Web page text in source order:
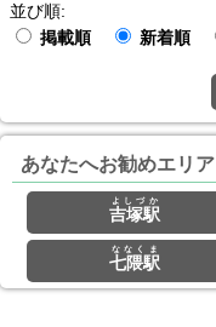
並び順:
掲載順
新着順
あなたへお勧めエリア
吉塚駅
よしづか
七隈駅
ななくま